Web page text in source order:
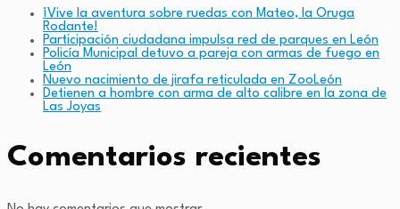
¡Vive la aventura sobre ruedas con Mateo, la Oruga
Rodante!
Participación ciudadana impulsa red de parques en León
Policía Municipal detuvo a pareja con armas de fuego en
León
Nuevo nacimiento de jirafa reticulada en ZooLeón
Detienen a hombre con arma de alto calibre en la zona de
Las Joyas
Comentarios recientes